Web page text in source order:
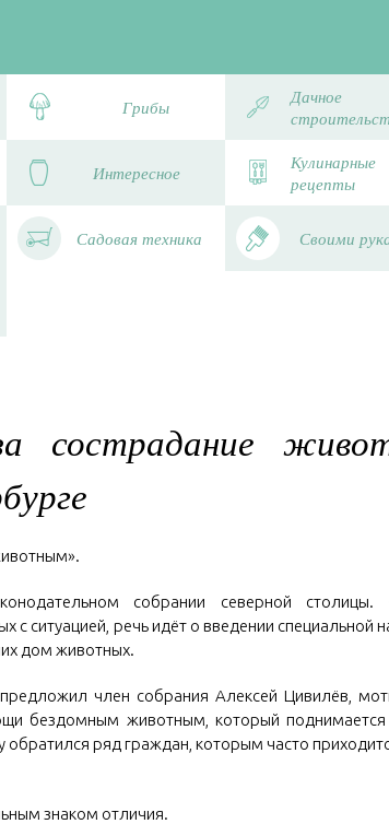
Грибы
Дачное
Интересное
Кулинарные
рецепты
Садовая техника Своими
сострадание
собрании северной столицы.
ситуацией, речь идёт о введении специальной
дом животных.
член собрания Алексей Цивилёв,
бездомным животным, который
ряд граждан, которым часто
знаком отличия.